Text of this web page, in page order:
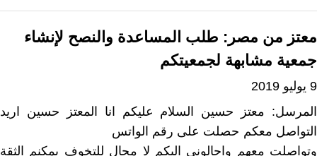
معتز من مصر: طلب المساعدة والنصح لإنشاء
جمعية مشابهة لجمعيتكم
9 يوليو 2019
المرسل: معتز حسين السلام عليكم انا المعتز حسين اريد
التواصل معكم حصلت على رقم الواتس
وتواصلت معهم واحالوني اليكم لا مجال للتخوف يمكنم الثقة